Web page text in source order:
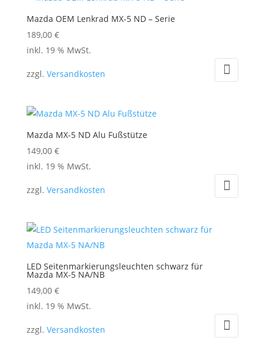
Mazda OEM Lenkrad MX-5 ND – Serie
189,00 €
inkl. 19 % MwSt.
zzgl. Versandkosten
Mazda MX-5 ND Alu Fußstütze
149,00 €
inkl. 19 % MwSt.
zzgl. Versandkosten
LED Seitenmarkierungsleuchten schwarz für
Mazda MX-5 NA/NB
149,00 €
inkl. 19 % MwSt.
zzgl. Versandkosten